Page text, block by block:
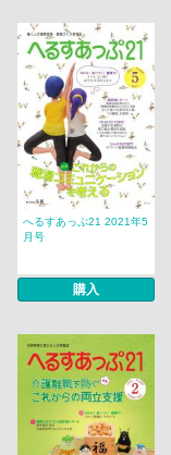
へるすあっぷ21 2021年5
月号
購入